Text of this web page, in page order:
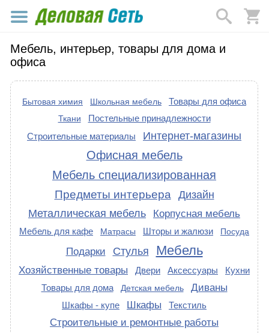
Мебель, интерьер, товары для дома и
офиса
Бытовая химия Школьная мебель Товары для офиса
Ткани
Постельные принадлежности
Строительные материалы
Интернет-магазины
Офисная мебель
Мебель специализированная
Предметы интерьера
Дизайн
Металлическая мебель
Корпусная мебель
Мебель для кафе Матрасы Шторы и жалюзи Посуда
Подарки Стулья Мебель
Хозяйственные товары Двери Аксессуары
Кухни
Товары для дома
Детская мебель Диваны
Шкафы - купе Шкафы Текстиль
Строительные и ремонтные работы